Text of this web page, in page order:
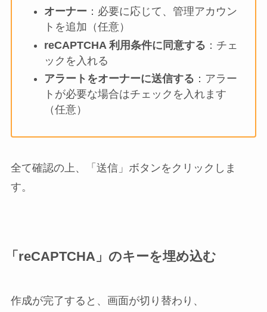
オーナー ：必要に応じて、管理アカウン
トを追加（任意）
reCAPTCHA 利用条件に同意する ：チェ
ックを入れる
アラートをオーナーに送信する ：アラー
トが必要な場合はチェックを入れます
（任意）
全て確認の上、「送信」ボタンをクリックしま
す。
「reCAPTCHA」のキーを埋め込む
作成が完了すると、画面が切り替わり、